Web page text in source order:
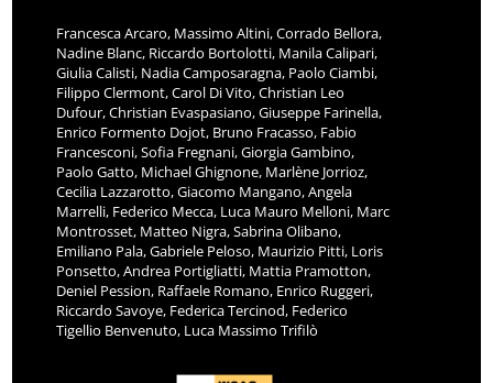
Francesca Arcaro, Massimo Altini, Corrado Bellora,
Nadine Blanc, Riccardo Bortolotti, Manila Calipari,
Giulia Calisti, Nadia Camposaragna, Paolo Ciambi,
Filippo Clermont, Carol Di Vito, Christian Leo
Dufour, Christian Evaspasiano, Giuseppe Farinella,
Enrico Formento Dojot, Bruno Fracasso, Fabio
Francesconi, Sofia Fregnani, Giorgia Gambino,
Paolo Gatto, Michael Ghignone, Marlène Jorrioz,
Cecilia Lazzarotto, Giacomo Mangano, Angela
Marrelli, Federico Mecca, Luca Mauro Melloni, Marc
Montrosset, Matteo Nigra, Sabrina Olibano,
Emiliano Pala, Gabriele Peloso, Maurizio Pitti, Loris
Ponsetto, Andrea Portigliatti, Mattia Pramotton,
Deniel Pession, Raffaele Romano, Enrico Ruggeri,
Riccardo Savoye, Federica Tercinod, Federico
Tigellio Benvenuto, Luca Massimo Trifilò